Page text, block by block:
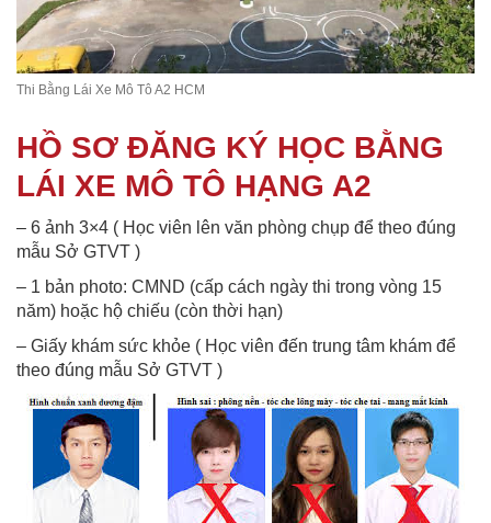
Thi Bằng Lái Xe Mô Tô A2 HCM
HỒ SƠ ĐĂNG KÝ HỌC BẰNG
LÁI XE MÔ TÔ HẠNG A2
– 6 ảnh 3×4 ( Học viên lên văn phòng chụp để theo đúng
mẫu Sở GTVT )
– 1 bản photo: CMND (cấp cách ngày thi trong vòng 15
năm) hoặc hộ chiếu (còn thời hạn)
– Giấy khám sức khỏe ( Học viên đến trung tâm khám để
theo đúng mẫu Sở GTVT )